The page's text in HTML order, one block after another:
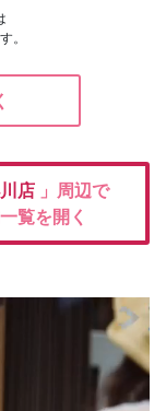
。
店 」周辺で
覧を開く